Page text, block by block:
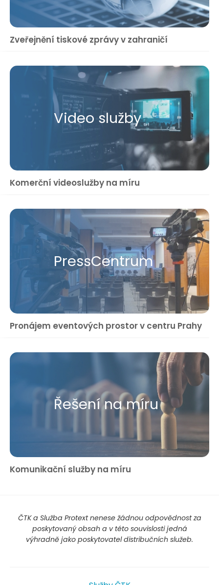
Zveřejnění tiskové zprávy v zahraničí
Video služby
Komerční videoslužby na míru
Press​Centrum
Pronájem eventových prostor v centru Prahy
Řešení na míru
Komunikační služby na míru
ČTK a Služba Protext nenese žádnou odpovědnost za
poskytovaný obsah a v této souvislosti jedná
výhradně jako poskytovatel distribučních služeb.